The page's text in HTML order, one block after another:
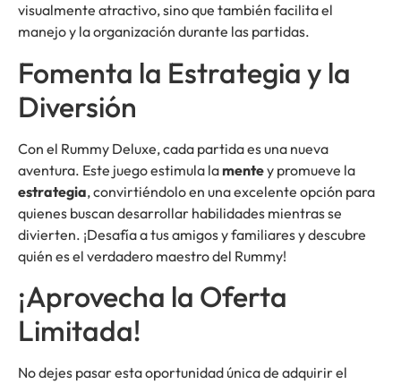
visualmente atractivo, sino que también facilita el
manejo y la organización durante las partidas.
Fomenta la Estrategia y la
Diversión
Con el Rummy Deluxe, cada partida es una nueva
aventura. Este juego estimula lamentey promueve la
estrategia, convirtiéndolo en una excelente opción para
quienes buscan desarrollar habilidades mientras se
divierten. ¡Desafía a tus amigos y familiares y descubre
quién es el verdadero maestro del Rummy!
¡Aprovecha la Oferta
Limitada!
No dejes pasar esta oportunidad única de adquirir el